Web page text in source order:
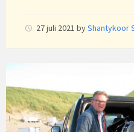
27 juli 2021 byShantykoor